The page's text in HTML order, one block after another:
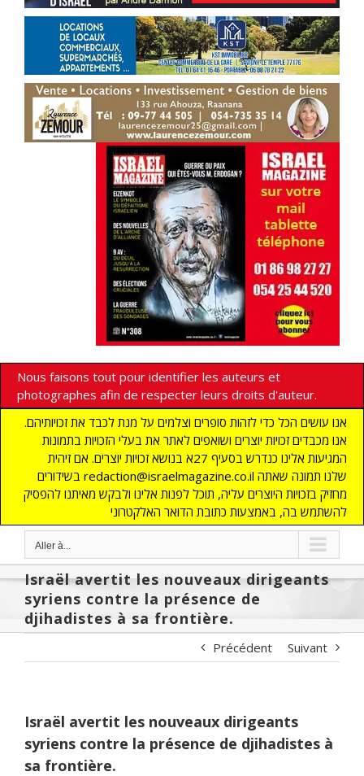
Nous faisons tout pour identifier les auteurs et
photographes afin de respecter leurs droits d'auteur.
אנו עושים הכל כדי לזהות סופרים וצלמים על מנת לכבד את זכויותיהם.
אנו מכבדים זכויות יוצרים ושואפים לאתר את בעלי הזכויות בתמונות
המגיעות אלינו כנדרש בסעיף 27א בנושא זכויות יוצרים. אם זיהית
בשידורים redaction@israelmagazine.co.il שלנו תמונה שאתה
מחזיק בזכויות היוצרים עליה, תוכל לפנות אלינו ולבקש מאיתנו להפסיק
להשתמש בה, באמצעות כתובת הדואר האלקטרוני
Aller à...
Israël avertit les nouveaux dirigeants
syriens contre la présence de
djihadistes à sa frontière.
Précédent Suivant
Israël avertit les nouveaux dirigeants
syriens contre la présence de djihadistes à
sa frontière.